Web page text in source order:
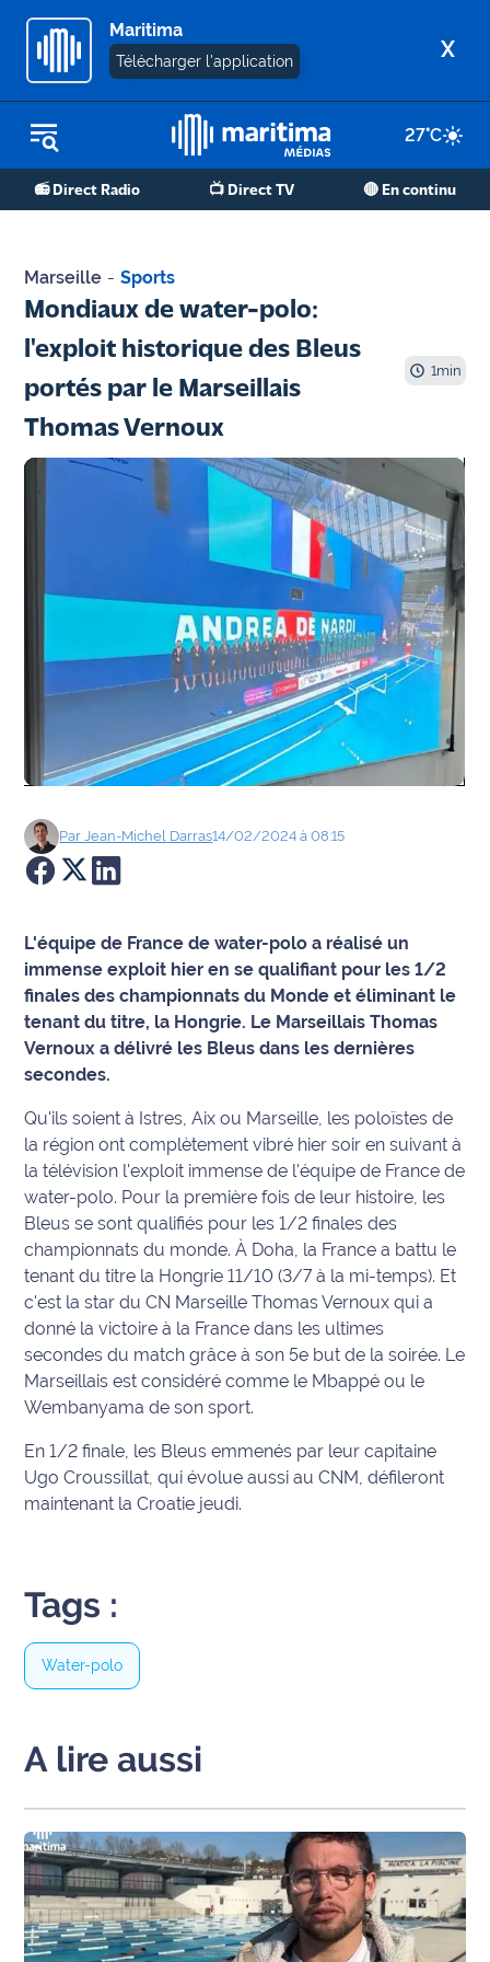
Maritima
Télécharger l'application X
27°C
📻 Direct Radio 📺 Direct TV 🔴 En continu
REPLAY RADIO
REPLAY TV
Martigues
de Berre
Marseille
- Aix
Sports
Culture
Économie
Éducation
Environnement
Info
route
Loisirs
Météo
Politique
Santé
Social
Transport
National
International
Municipales
2026
Contenus
L'invité(e)
de la
Coup de
coeur
Maritima
Fil
Marseille - Sports
Mondiaux de water-polo:
l'exploit historique des Bleus
portés par le Marseillais
Thomas Vernoux
1min
ParJean-Michel Darras14/02/2024 à 08:15
L'équipe de France de water-polo a réalisé un
immense exploit hier en se qualifiant pour les 1/2
finales des championnats du Monde et éliminant le
tenant du titre, la Hongrie. Le Marseillais Thomas
Vernoux a délivré les Bleus dans les dernières
secondes.
Qu'ils soient à Istres, Aix ou Marseille, les poloïstes de
la région ont complètement vibré hier soir en suivant à
la télévision l'exploit immense de l'équipe de France de
water-polo. Pour la première fois de leur histoire, les
Bleus se sont qualifiés pour les 1/2 finales des
championnats du monde. À Doha, la France a battu le
tenant du titre la Hongrie 11/10 (3/7 à la mi-temps). Et
c'est la star du CN Marseille Thomas Vernoux qui a
donné la victoire à la France dans les ultimes
secondes du match grâce à son 5e but de la soirée. Le
Marseillais est considéré comme le Mbappé ou le
Wembanyama de son sport.
En 1/2 finale, les Bleus emmenés par leur capitaine
Ugo Croussillat, qui évolue aussi au CNM, défileront
maintenant la Croatie jeudi.
Tags :
Water-polo
A lire aussi